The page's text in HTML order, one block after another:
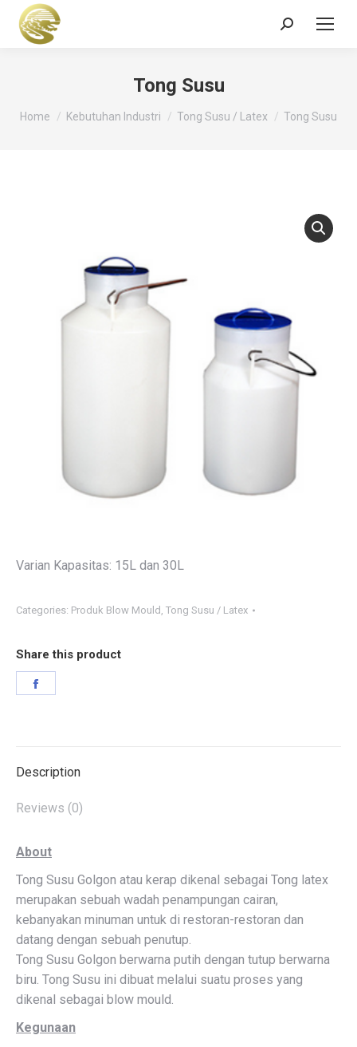
Search:
Tong Susu
You are here:
Home Kebutuhan Industri Tong Susu / Latex Tong Susu
Varian Kapasitas: 15L dan 30L
Categories: Produk Blow Mould , Tong Susu / Latex
Share this product
Description
Reviews (0)
About
Tong Susu Golgon atau kerap dikenal sebagai Tong latex
merupakan sebuah wadah penampungan cairan,
kebanyakan minuman untuk di restoran-restoran dan
datang dengan sebuah penutup.
Tong Susu Golgon berwarna putih dengan tutup berwarna
biru. Tong Susu ini dibuat melalui suatu proses yang
dikenal sebagai blow mould.
Kegunaan